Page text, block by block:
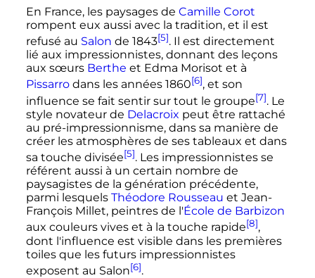
En France, les paysages de Camille Corot
rompent eux aussi avec la tradition, et il est
refusé au Salon de 1843[5]. Il est directement
lié aux impressionnistes, donnant des leçons
aux sœurs Berthe et Edma Morisot et à
Pissarrodans les années 1860[6], et son
influence se fait sentir sur tout le groupe[7]. Le
style novateur de Delacroix peut être rattaché
au pré-impressionnisme, dans sa manière de
créer les atmosphères de ses tableaux et dans
sa touche divisée[5]. Les impressionnistes se
référent aussi à un certain nombre de
paysagistes de la génération précédente,
parmi lesquels Théodore Rousseau et Jean-
François Millet, peintres de l'École de Barbizon
aux couleurs vives et à la touche rapide[8],
dont l'influence est visible dans les premières
toiles que les futurs impressionnistes
exposent au Salon[6].